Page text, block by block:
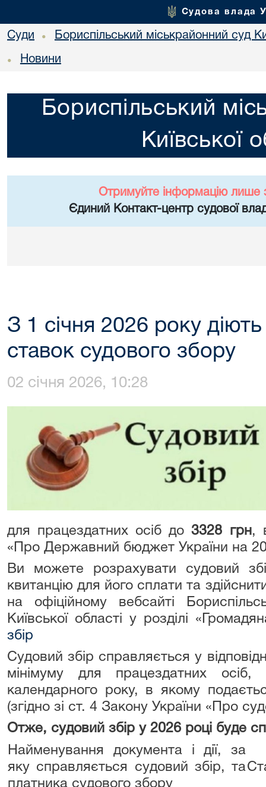
Судова влада
Суди • Бориспільський міськрайонний суд
• Новини
Бориспільський
Київської
Отримуйте інформацію лише
Єдиний Контакт-центр судової
З 1 січня 2026 року
ставок судового збору
02 січня 2026, 10:28
для працездатних осіб до3328 грн,
«Про Державний бюджет України на
Ви можете розрахувати судовий
квитанцію для його сплати та
на офіційному вебсайті
Київської області у розділі
збір
Судовий збір справляється у
мінімуму для працездатних
календарного року, в якому
(згідно зі ст. 4 Закону України «Про
Отже, судовий збір у 2026 році буде
Найменування документа і дії, за
яку справляється судовий збір, та
платника судового збору